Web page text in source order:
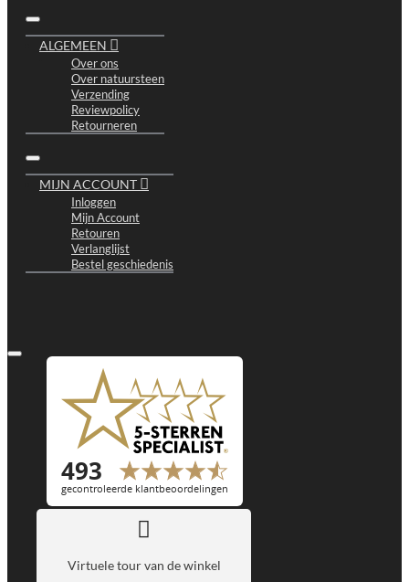
ALGEMEEN
Over ons
Over natuursteen
Verzending
Reviewpolicy
Retourneren
MIJN ACCOUNT
Inloggen
Mijn Account
Retouren
Verlanglijst
Bestel geschiedenis
Virtuele tour van de winkel